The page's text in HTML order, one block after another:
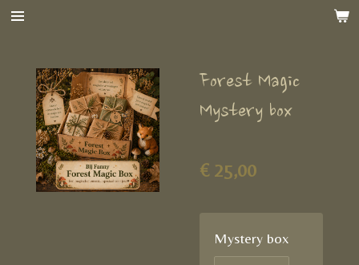
Ga
hoofdinhoud
Forest Magic
Mystery box
€ 25,00
Mystery box